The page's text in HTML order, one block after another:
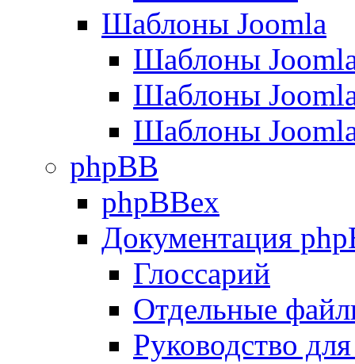
Шаблоны Joomla
Шаблоны
Шаблоны
Шаблоны
phpBB
phpBBex
Документация
Глоссарий
Отдельные
Руководство